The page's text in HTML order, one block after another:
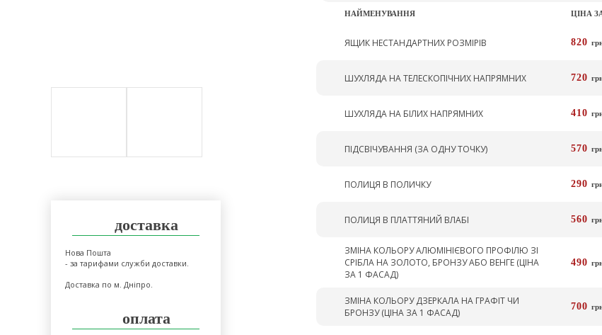
доставка
Нова Пошта
- за тарифами служби доставки.
Доставка по м. Дніпро.
оплата
НАЙМЕНУВАННЯ ЦІНА
ЯЩИК НЕСТАНДАРТНИХ РОЗМІРІВ 820
ШУХЛЯДА НА ТЕЛЕСКОПІЧНИХ НАПРЯМНИХ 720
ШУХЛЯДА НА БІЛИХ НАПРЯМНИХ 410
ПІДСВІЧУВАННЯ (ЗА ОДНУ ТОЧКУ) 570
ПОЛИЦЯ В ПОЛИЧКУ 290
ПОЛИЦЯ В ПЛАТТЯНИЙ ВЛАБІ 560
ЗМІНА КОЛЬОРУ АЛЮМІНІЄВОГО ПРОФІЛЮ ЗІ
СРІБЛА НА ЗОЛОТО, БРОНЗУ АБО ВЕНГЕ (ЦІНА
ЗА 1 ФАСАД)
490
ЗМІНА КОЛЬОРУ ДЗЕРКАЛА НА ГРАФІТ ЧИ
БРОНЗУ (ЦІНА ЗА 1 ФАСАД)
700